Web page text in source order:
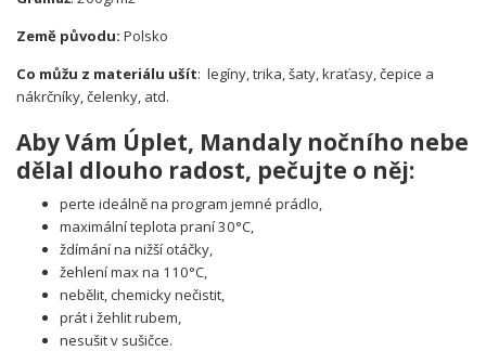
Země původu: Polsko
Co můžu z materiálu ušít: legíny, trika, šaty, kraťasy, čepice a
nákrčníky, čelenky, atd.
Aby Vám Úplet, Mandaly nočního nebe
dělal dlouho radost, pečujte o něj:
perte ideálně na program jemné prádlo,
maximální teplota praní 30°C,
ždímání na nižší otáčky,
žehlení max na 110°C,
nebělit, chemicky nečistit,
prát i žehlit rubem,
nesušit v sušičce.